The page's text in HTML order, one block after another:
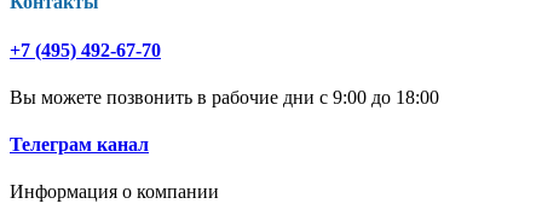
+7 (495) 492-67-70
Вы можете позвонить в рабочие дни с 9:00 до 18:00
Телеграм канал
Информация о компании